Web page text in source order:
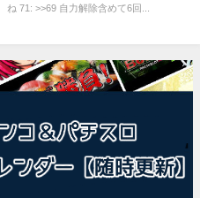
ね 71: >>69 自力解除含めて6回...